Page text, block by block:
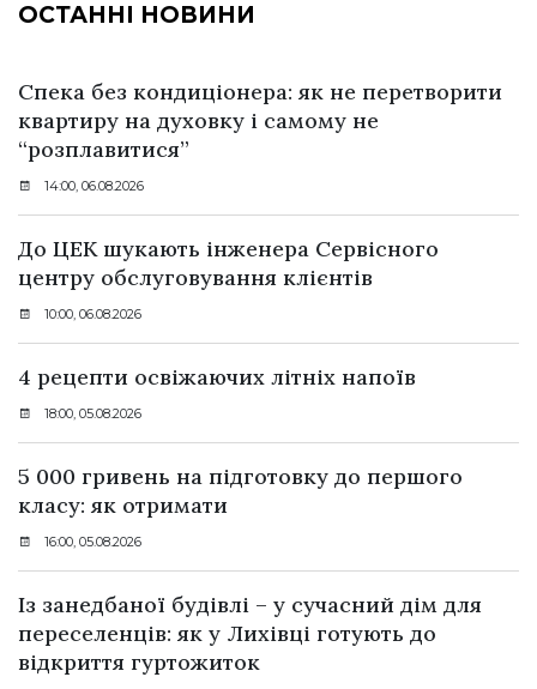
ОСТАННІ НОВИНИ
Спека без кондиціонера: як не перетворити
квартиру на духовку і самому не
“розплавитися”
14:00, 06.08.2026
До ЦЕК шукають інженера Сервісного
центру обслуговування клієнтів
10:00, 06.08.2026
4 рецепти освіжаючих літніх напоїв
18:00, 05.08.2026
5 000 гривень на підготовку до першого
класу: як отримати
16:00, 05.08.2026
Із занедбаної будівлі – у сучасний дім для
переселенців: як у Лихівці готують до
відкриття гуртожиток